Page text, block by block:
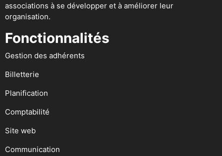
associations à se développer et à améliorer leur
organisation.
Fonctionnalités
Gestion des adhérents
Billetterie
Planification
Comptabilité
Site web
Communication